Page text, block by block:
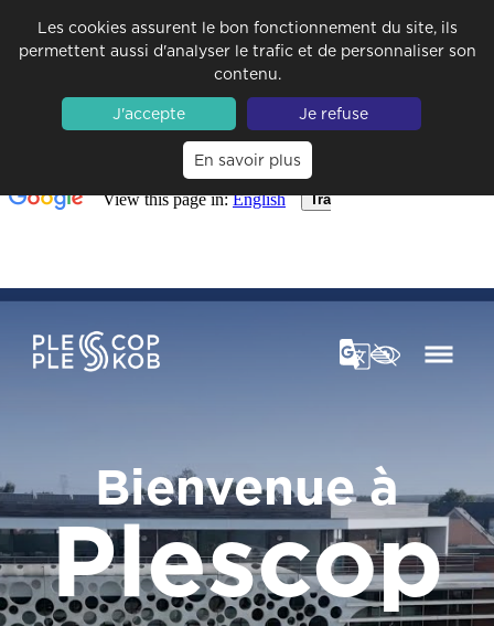
Les cookies assurent le bon fonctionnement du site, ils
permettent aussi d'analyser le trafic et de personnaliser son
contenu.
J'accepte
Je refuse
En savoir plus
Bienvenue à
Plescop